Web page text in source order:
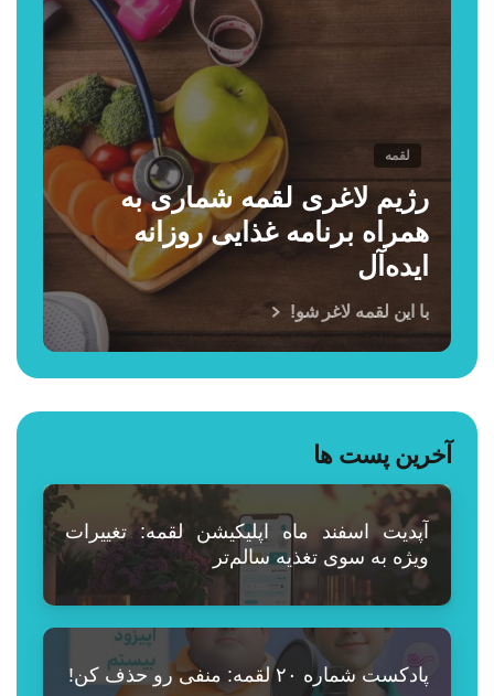
لقمه
رژیم لاغری لقمه شماری به
همراه برنامه غذایی روزانه
ایده‌آل
با این لقمه لاغر شو!
آخرین پست ها
آپدیت اسفند ماه اپلیکیشن لقمه: تغییرات
ویژه به سوی تغذیه سالم‌تر
پادکست شماره ۲۰ لقمه: منفی رو حذف کن!